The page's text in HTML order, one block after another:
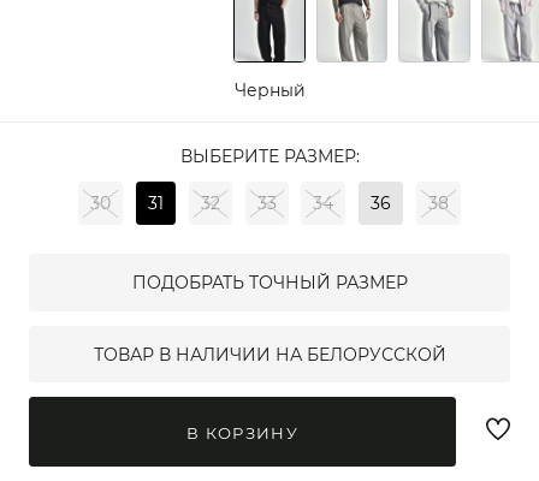
Черный
ВЫБЕРИТЕ РАЗМЕР:
30 31 32 33 34 36 38
ПОДОБРАТЬ ТОЧНЫЙ РАЗМЕР
ТОВАР В НАЛИЧИИ НА БЕЛОРУССКОЙ
В КОРЗИНУ